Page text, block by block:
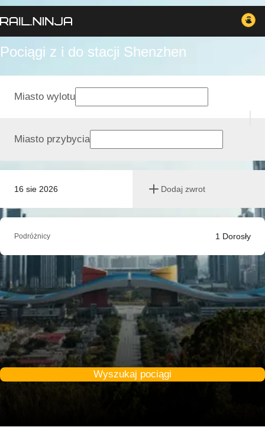
Pociągi z i do stacji Shenzhen
16 sie 2026 Dodaj zwrot
Miasto wylotu
Miasto przybycia
Podróżnicy 1 Dorosły
Wyszukaj pociągi